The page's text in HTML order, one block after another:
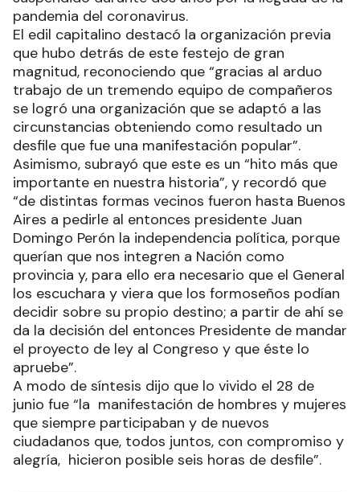
pandemia del coronavirus.
El edil capitalino destacó la organización previa
que hubo detrás de este festejo de gran
magnitud, reconociendo que “gracias al arduo
trabajo de un tremendo equipo de compañeros
se logró una organización que se adaptó a las
circunstancias obteniendo como resultado un
desfile que fue una manifestación popular”.
Asimismo, subrayó que este es un “hito más que
importante en nuestra historia”, y recordó que
“de distintas formas vecinos fueron hasta Buenos
Aires a pedirle al entonces presidente Juan
Domingo Perón la independencia política, porque
querían que nos integren a Nación como
provincia y, para ello era necesario que el General
los escuchara y viera que los formoseños podían
decidir sobre su propio destino; a partir de ahí se
da la decisión del entonces Presidente de mandar
el proyecto de ley al Congreso y que éste lo
apruebe”.
A modo de síntesis dijo que lo vivido el 28 de
junio fue “la manifestación de hombres y mujeres
que siempre participaban y de nuevos
ciudadanos que, todos juntos, con compromiso y
alegría, hicieron posible seis horas de desfile”.